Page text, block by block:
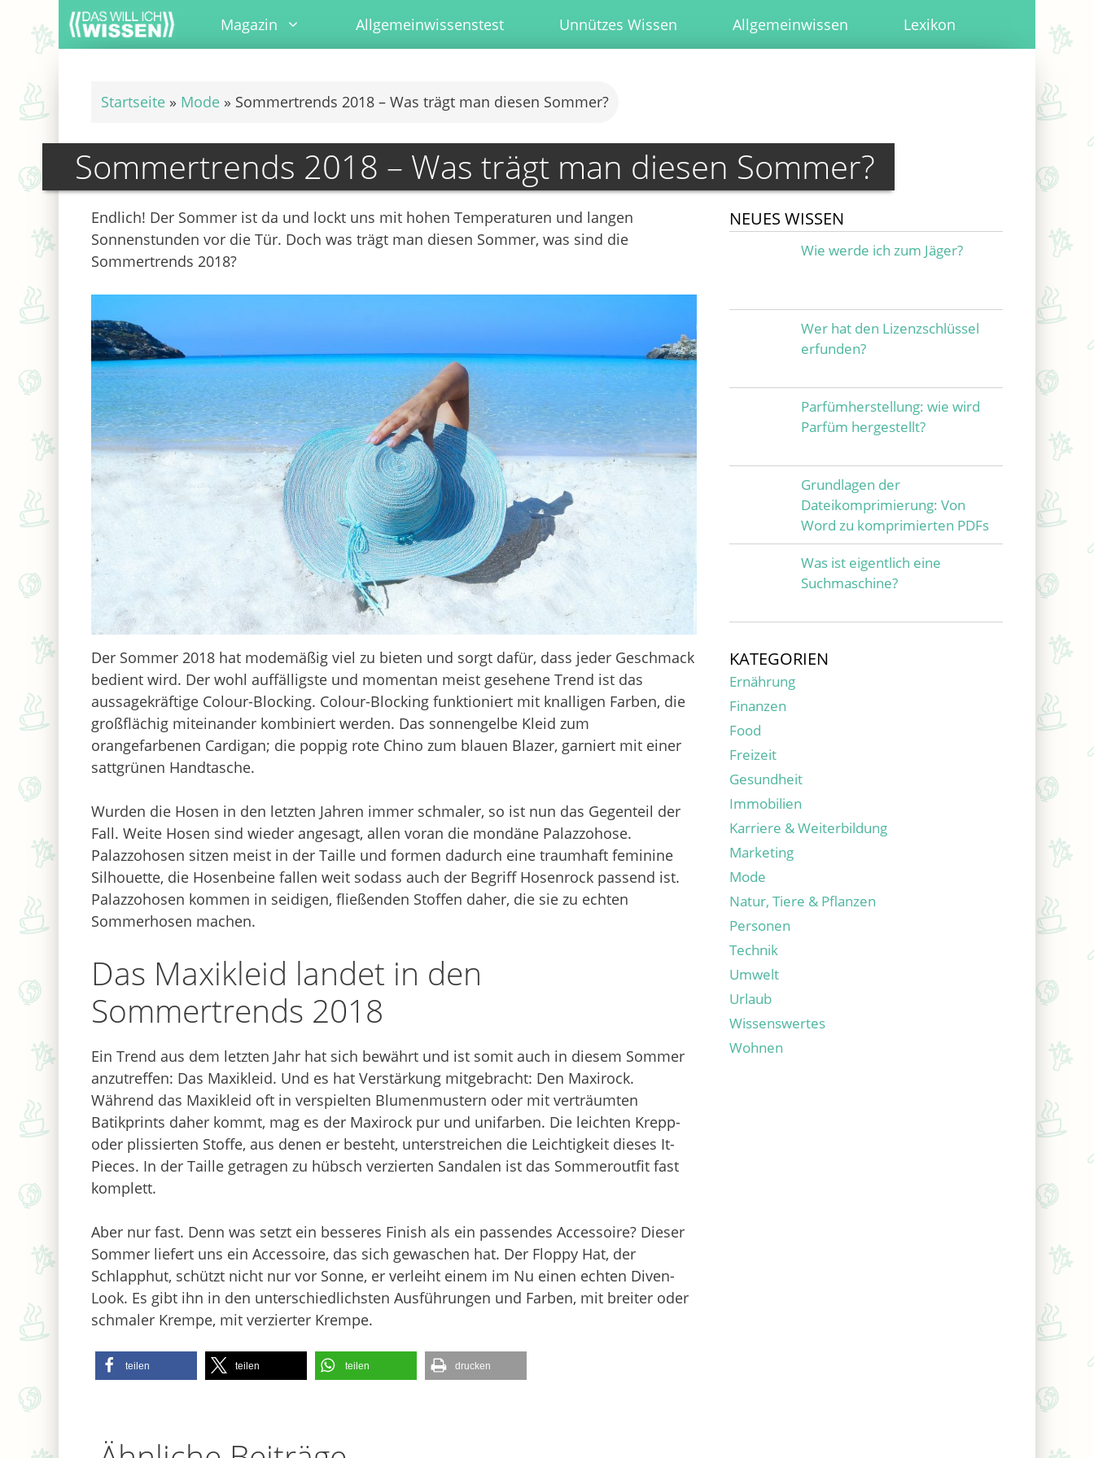
Inhalt
springen
Magazin Allgemeinwissenstest Unnützes Wissen Allgemeinwissen Lexikon
Startseite » Mode » Sommertrends 2018 – Was trägt man diesen Sommer?
Sommertrends 2018 – Was trägt man diesen Sommer?
Endlich! Der Sommer ist da und lockt uns mit hohen Temperaturen und langen
Sonnenstunden vor die Tür. Doch was trägt man diesen Sommer, was sind die
Sommertrends 2018?
Der Sommer 2018 hat modemäßig viel zu bieten und sorgt dafür, dass jeder Geschmack
bedient wird. Der wohl auffälligste und momentan meist gesehene Trend ist das
aussagekräftige Colour-Blocking. Colour-Blocking funktioniert mit knalligen Farben, die
großflächig miteinander kombiniert werden. Das sonnengelbe Kleid zum
orangefarbenen Cardigan; die poppig rote Chino zum blauen Blazer, garniert mit einer
sattgrünen Handtasche.
Wurden die Hosen in den letzten Jahren immer schmaler, so ist nun das Gegenteil der
Fall. Weite Hosen sind wieder angesagt, allen voran die mondäne Palazzohose.
Palazzohosen sitzen meist in der Taille und formen dadurch eine traumhaft feminine
Silhouette, die Hosenbeine fallen weit sodass auch der Begriff Hosenrock passend ist.
Palazzohosen kommen in seidigen, fließenden Stoffen daher, die sie zu echten
Sommerhosen machen.
Das Maxikleid landet in den
Sommertrends 2018
Ein Trend aus dem letzten Jahr hat sich bewährt und ist somit auch in diesem Sommer
anzutreffen: Das Maxikleid. Und es hat Verstärkung mitgebracht: Den Maxirock.
Während das Maxikleid oft in verspielten Blumenmustern oder mit verträumten
Batikprints daher kommt, mag es der Maxirock pur und unifarben. Die leichten Krepp-
oder plissierten Stoffe, aus denen er besteht, unterstreichen die Leichtigkeit dieses It-
Pieces. In der Taille getragen zu hübsch verzierten Sandalen ist das Sommeroutfit fast
komplett.
Aber nur fast. Denn was setzt ein besseres Finish als ein passendes Accessoire? Dieser
Sommer liefert uns ein Accessoire, das sich gewaschen hat. Der Floppy Hat, der
Schlapphut, schützt nicht nur vor Sonne, er verleiht einem im Nu einen echten Diven-
Look. Es gibt ihn in den unterschiedlichsten Ausführungen und Farben, mit breiter oder
schmaler Krempe, mit verzierter Krempe.
teilen teilen teilen drucken
NEUES WISSEN
Wie werde ich zum Jäger?
Wer hat den Lizenzschlüssel
erfunden?
Parfümherstellung: wie wird
Parfüm hergestellt?
Grundlagen der
Dateikomprimierung: Von
Word zu komprimierten PDFs
Was ist eigentlich eine
Suchmaschine?
KATEGORIEN
Ernährung
Finanzen
Food
Freizeit
Gesundheit
Immobilien
Karriere & Weiterbildung
Marketing
Mode
Natur, Tiere & Pflanzen
Personen
Technik
Umwelt
Urlaub
Wissenswertes
Wohnen